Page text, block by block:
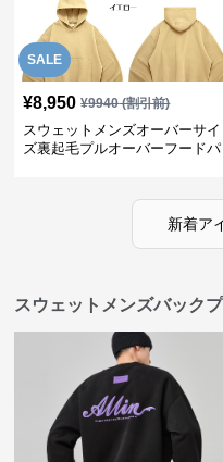
SALE
¥8,950 ¥9940(割引前)
スウェットメンズオーバーサイ
ズ裏起毛プルオーバーフードパ
新着ア
スウェットメンズバック